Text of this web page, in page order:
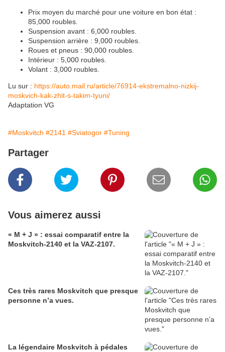
Prix moyen du marché pour une voiture en bon état :
85,000 roubles.
Suspension avant : 6,000 roubles.
Suspension arrière : 9,000 roubles.
Roues et pneus : 90,000 roubles.
Intérieur : 5,000 roubles.
Volant : 3,000 roubles.
Lu sur : https://auto.mail.ru/article/76914-ekstremalno-nizkij-
moskvich-kak-zhit-s-takim-tyuni/
Adaptation VG
#Moskvitch #2141 #Sviatogor #Tuning
Partager
Vous aimerez aussi
« M + J » : essai comparatif entre la
Moskvitch-2140 et la VAZ-2107.
Ces très rares Moskvitch que presque
personne n’a vues.
La légendaire Moskvitch à pédales